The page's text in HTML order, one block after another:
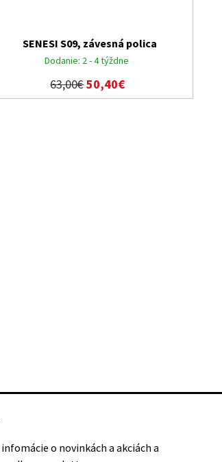
Dodanie: 2 - 4 týždne
SENESI S09, závesná polica
63,00€50,40€
o novinkách a akciách a